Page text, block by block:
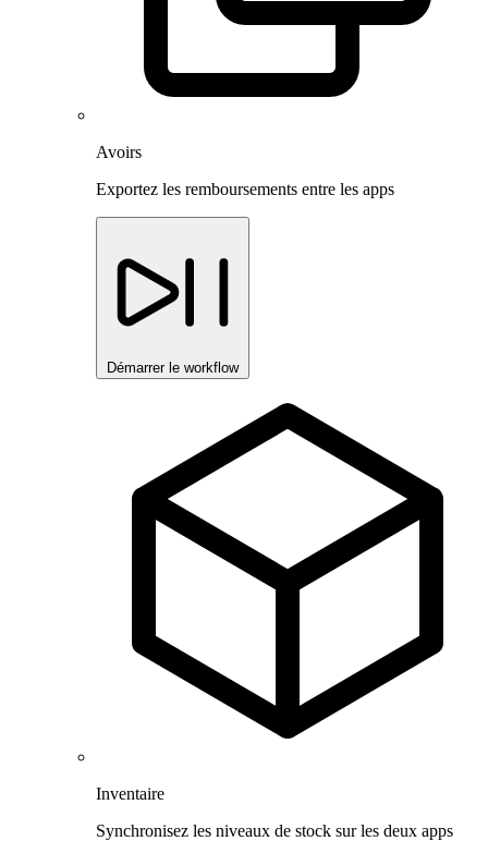
Avoirs
Exportez les remboursements entre les apps
Démarrer le workflow
Inventaire
Synchronisez les niveaux de stock sur les deux apps